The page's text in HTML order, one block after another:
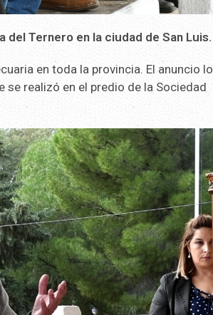
Ternero en la ciudad de San Luis.
en toda la provincia. El anuncio lo
se realizó en el predio de la Sociedad